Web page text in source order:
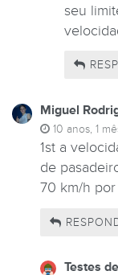
seu
Miguel
10 anos, 1
1st a
de
70 km/h
Testes